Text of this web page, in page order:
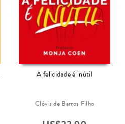
A felicidade é inútil
Clóvis de Barros Filho